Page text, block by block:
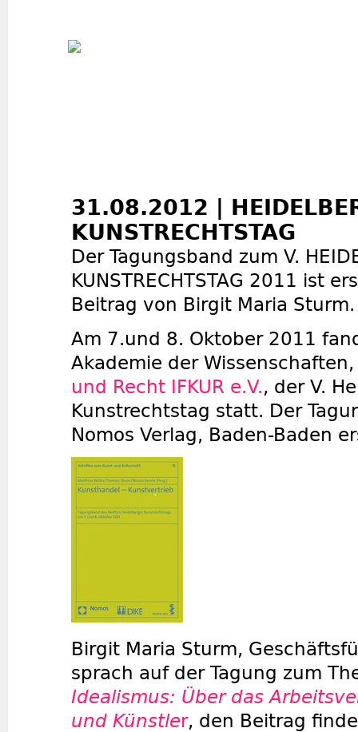
31.08.2012 |
KUNSTRECHTSTAG
Der Tagungsband zum V.
KUNSTRECHTSTAG 2011 ist
Beitrag von Birgit Maria Sturm.
Am 7.und 8. Oktober 2011
Akademie der
und Recht IFKUR e.V., der V.
Kunstrechtstag statt. Der
Nomos Verlag, Baden-Baden
Birgit Maria Sturm,
sprach auf der Tagung zum
Idealismus: Über das
und Künstler, den Beitrag